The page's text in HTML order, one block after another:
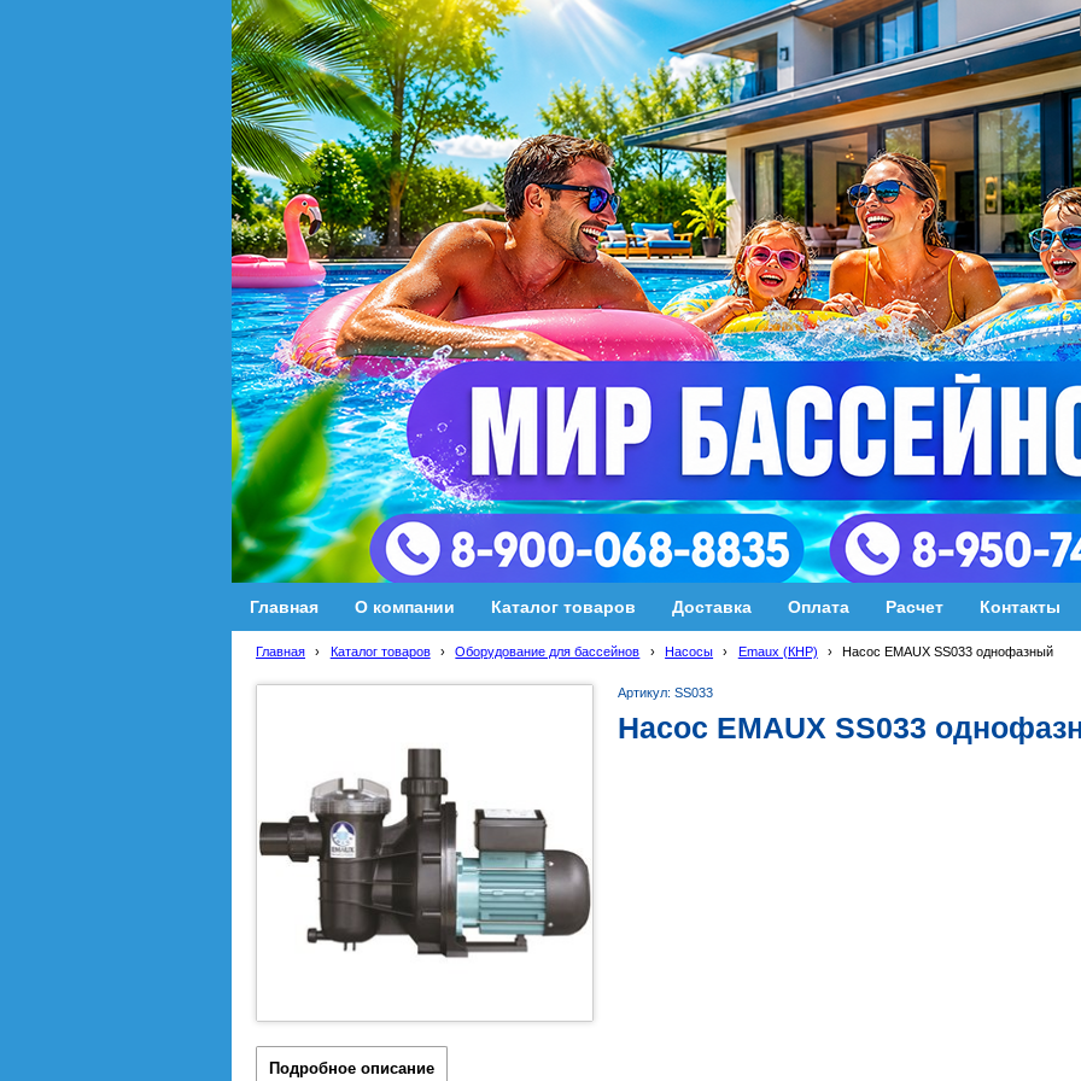
Главная О компании Каталог товаров Доставка Оплата Расчет Контакты
Главная › Каталог товаров › Оборудование для бассейнов › Насосы › Emaux (КНР) › Насос EMAUX SS033 однофазный
Артикул: SS033
Насос EMAUX SS033
Подробное описание